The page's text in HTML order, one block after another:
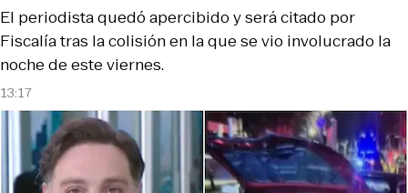
13:17
El periodista quedó apercibido y será citado por
Fiscalía tras la colisión en la que se vio involucrado la
noche de este viernes.